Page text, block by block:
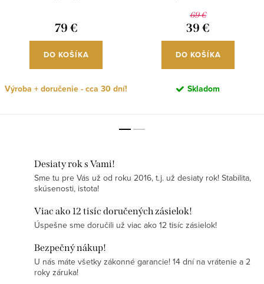
79 €
DO KOŠÍKA
Výroba + doručenie - cca 30 dní!
69 €
39 €
DO KOŠÍKA
Skladom
Desiaty rok s Vami!
Sme tu pre Vás už od roku 2016, t.j. už desiaty rok! Stabilita,
skúsenosti, istota!
Viac ako 12 tisíc doručených zásielok!
Úspešne sme doručili už viac ako 12 tisíc zásielok!
Bezpečný nákup!
U nás máte všetky zákonné garancie! 14 dní na vrátenie a 2
roky záruka!